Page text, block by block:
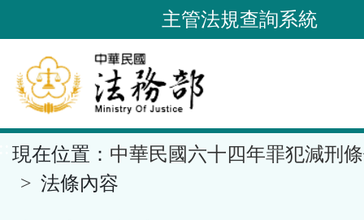
到
要
內
容
區
塊
主管法規查詢系統
現在位置： 中華民國六十四年罪犯減刑
法條內容